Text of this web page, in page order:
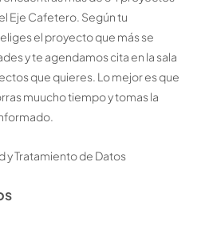
Eje Cafetero. Según tu
el proyecto que más se
y te agendamos cita en la sala
que quieres. Lo mejor es que
muucho tiempo y tomas la
y Tratamiento de Datos